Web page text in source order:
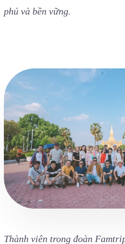
Với vị trí đầu cầu về phía Việt
bạn doanh nghiệp lữ hành,
Lào, Thái Lan về nền văn hóa
thống cách mạng hào hùng
phẩm du lịch, điểm du lịch
triển thương mại, du lịch, dịch
phú và bền vững.